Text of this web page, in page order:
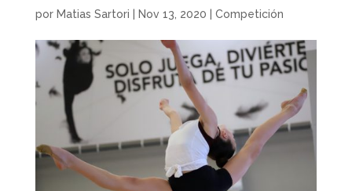
por Matias Sartori Nov 13, 2020 Competición